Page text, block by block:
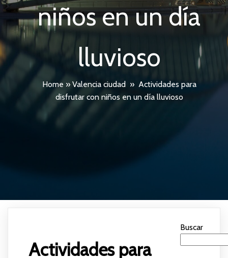
niños en un día
lluvioso
Home » Valencia ciudad » Actividades para
disfrutar con niños en un día lluvioso
Actividades para
Buscar